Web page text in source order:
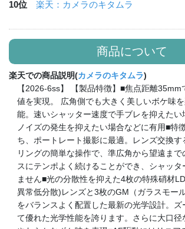
商品について
楽天での商品説明(カメラのキタムラ)
【2026-6ss】 【製品特徴】■焦点距離
値を実現。 広角側でも大きく美しいボケ味
能。速いシャッター速度で手ブレを抑えた
ノイズの発生を抑えたい場合などに有用■特
ち、ポートレート撮影に最適。レンズ交換す
リングの簡単な操作で、準広角から望遠ま
スにテンポよく続けることができ、シャッタ
ません■光の分散性を抑えた4枚の特殊硝材
異常低分散)レンズと3枚のGM（ガラスモー
をバランスよく配置した最新の光学設計。ズ
て優れた光学性能を誇ります。さらに大口径
10位 楽天：カメラのキタムラ